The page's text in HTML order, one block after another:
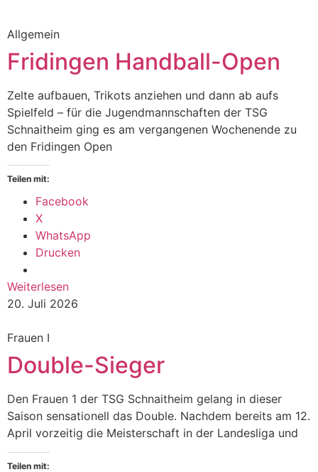
Allgemein
Fridingen Handball-Open
Zelte aufbauen, Trikots anziehen und dann ab aufs
Spielfeld – für die Jugendmannschaften der TSG
Schnaitheim ging es am vergangenen Wochenende zu
den Fridingen Open
Teilen mit:
Facebook
X
WhatsApp
Drucken
Weiterlesen
20. Juli 2026
Frauen I
Double-Sieger
Den Frauen 1 der TSG Schnaitheim gelang in dieser
Saison sensationell das Double. Nachdem bereits am 12.
April vorzeitig die Meisterschaft in der Landesliga und
Teilen mit: